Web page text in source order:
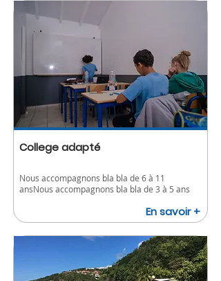
College adapté
Nous accompagnons bla bla de 6 à 11
ansNous accompagnons bla bla de 3 à 5 ans
En savoir +